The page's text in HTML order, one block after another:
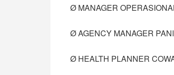
Ø MANAGER
Ø AGENCY MANAGER
Ø HEALTH PLANNER